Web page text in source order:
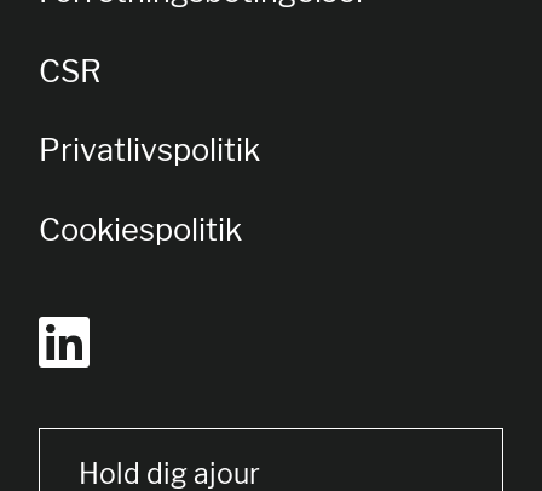
CSR
Privatlivspolitik
Cookiespolitik
Hold dig ajour